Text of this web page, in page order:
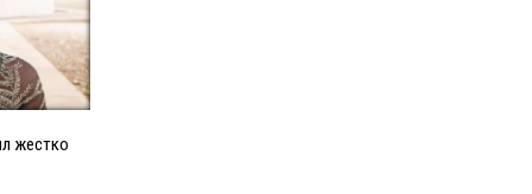
жестко